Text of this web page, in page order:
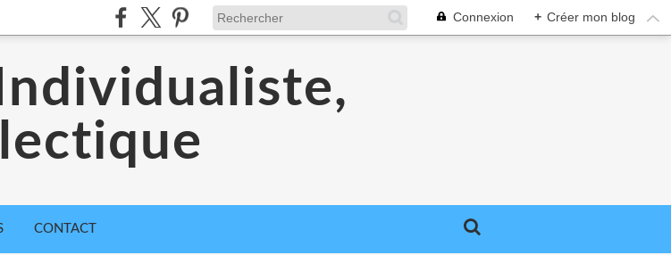
Connexion + Créer mon blog
CONTACT